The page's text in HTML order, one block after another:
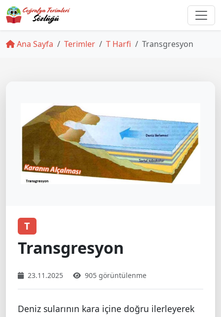
Ana Sayfa Terimler T Harfi Transgresyon
T
Transgresyon
23.11.2025 905 görüntülenme
Deniz sularının kara içine doğru ilerleyerek